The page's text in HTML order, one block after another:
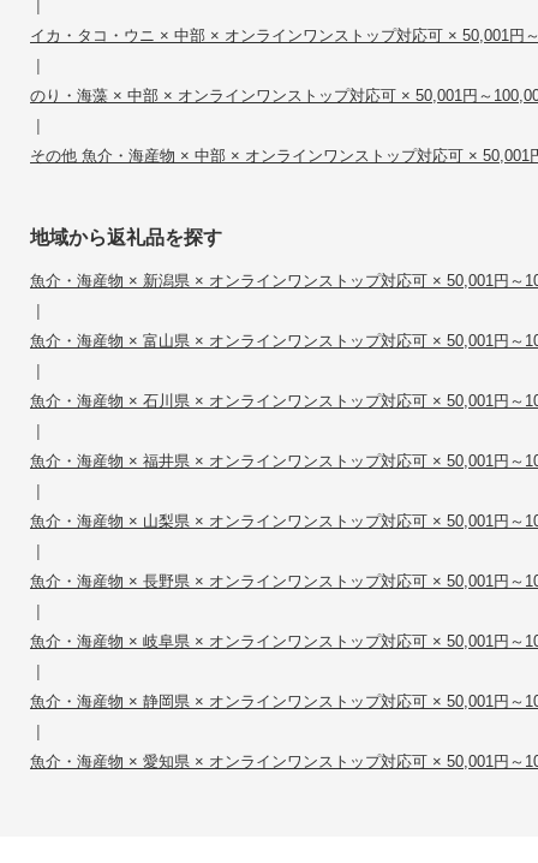
イカ・タコ・ウニ × 中部 × オンラインワンストップ対応可 × 50,001円
|
のり・海藻 × 中部 × オンラインワンストップ対応可 × 50,001円～
|
その他 魚介・海産物 × 中部 × オンラインワンストップ対応可 × 50,001
地域から返礼品を探す
魚介・海産物 × 新潟県 × オンラインワンストップ対応可 × 50,001円～
|
魚介・海産物 × 富山県 × オンラインワンストップ対応可 × 50,001円～
|
魚介・海産物 × 石川県 × オンラインワンストップ対応可 × 50,001円～
|
魚介・海産物 × 福井県 × オンラインワンストップ対応可 × 50,001円～
|
魚介・海産物 × 山梨県 × オンラインワンストップ対応可 × 50,001円～
|
魚介・海産物 × 長野県 × オンラインワンストップ対応可 × 50,001円～
|
魚介・海産物 × 岐阜県 × オンラインワンストップ対応可 × 50,001円～
|
魚介・海産物 × 静岡県 × オンラインワンストップ対応可 × 50,001円～
|
魚介・海産物 × 愛知県 × オンラインワンストップ対応可 × 50,001円～